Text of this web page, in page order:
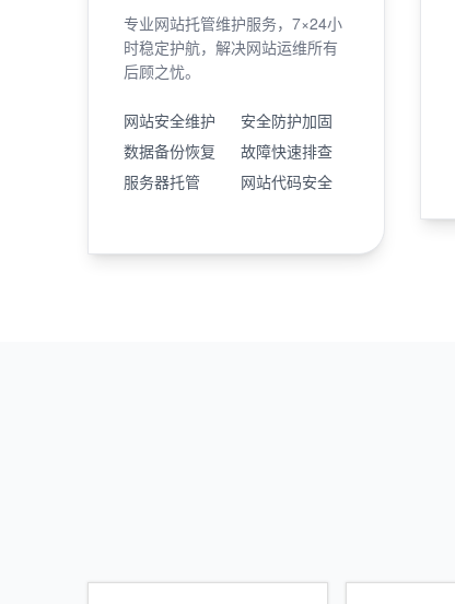
专业网站托管维护服务，7×24小
时稳定护航，解决网站运维所有
后顾之忧。
网站安全维护
安全防护加固
数据备份恢复
故障快速排查
服务器托管
网站代码安全